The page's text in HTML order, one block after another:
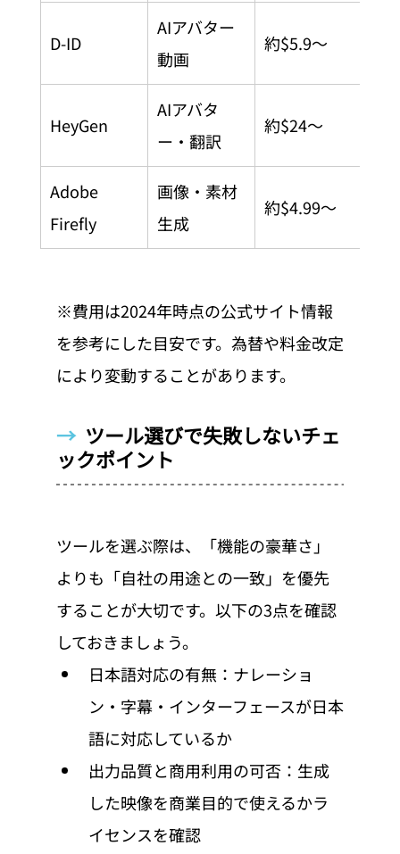
D-ID
AIアバター
動画
約$5.9〜
HeyGen
AIアバタ
ー・翻訳
約$24〜
Adobe
Firefly
画像・素材
生成
約$4.99〜
※費用は2024年時点の公式サイト情報
を参考にした目安です。為替や料金改定
により変動することがあります。
→ ツール選びで失敗しないチェ
ックポイント
ツールを選ぶ際は、「機能の豪華さ」
よりも「自社の用途との一致」を優先
することが大切です。以下の3点を確認
しておきましょう。
日本語対応の有無：ナレーショ
ン・字幕・インターフェースが日本
語に対応しているか
出力品質と商用利用の可否：生成
した映像を商業目的で使えるかラ
イセンスを確認